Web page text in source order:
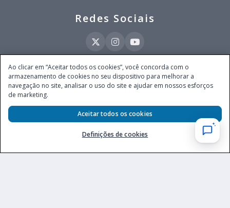
Redes Sociais
Este site é operado pela Ventmear Brasil LTDA (CNPJ 52.868.380/0001-84), com
endereço na Avenida Brigadeiro Faria Lima, nº 4.055, 3º andar, Itaim Bibi, no
Município de São Paulo, Estado de São Paulo, CEP 04538-133, Brasil - empresa
autorizada a operar apostas de quota fixa em todo território nacional pela
Secretaria de Prêmios e Apostas do Ministério da Fazenda, conforme Portaria nº
247, de 07.02.2025, publicada no DOU em 11.2.2025.
Ao clicar em “Aceitar todos os cookies”, você concorda com o
armazenamento de cookies no seu dispositivo para melhorar a
navegação no site, analisar o uso do site e ajudar em nossos esforços
de marketing.
Definições de cookies
Aceitar todos os cookies